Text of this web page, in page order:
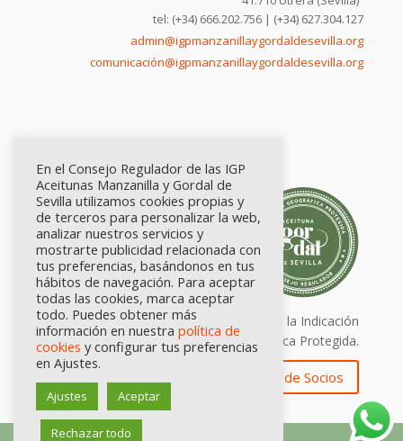
tel: (+34) 666.202.756 | (+34) 627.304.127
admin@igpmanzanillaygordaldesevilla.org
comunicación@igpmanzanillaygordaldesevilla.org
Calidad certificada por Origen. Sellos de la Indicación
Geográfica Protegida.
Zona de Socios
En el Consejo Regulador de las IGP
Aceitunas Manzanilla y Gordal de
Sevilla utilizamos cookies propias y
de terceros para personalizar la web,
analizar nuestros servicios y
mostrarte publicidad relacionada con
tus preferencias, basándonos en tus
hábitos de navegación. Para aceptar
todas las cookies, marca aceptar
todo. Puedes obtener más
información en nuestra política de
cookies y configurar tus preferencias
en Ajustes.
Ajustes Aceptar
Rechazar todo